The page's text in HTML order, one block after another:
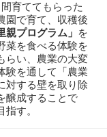
育ててもらった
園で育て、収穫後
親プログラム」 を
菜を食べる体験を
らい、農業の大変
験を通して「農業
対する壁を取り除
醸成することで
す。